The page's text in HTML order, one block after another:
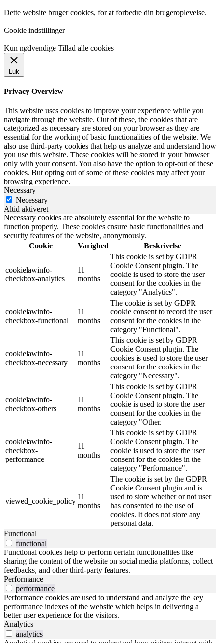
Dette website bruger cookies, for at forbedre din brugeroplevelse.
Cookie indstillinger
Kun nødvendige Tillad alle cookies
Luk
Privacy Overview
This website uses cookies to improve your experience while you
navigate through the website. Out of these, the cookies that are
categorized as necessary are stored on your browser as they are
essential for the working of basic functionalities of the website. We
also use third-party cookies that help us analyze and understand how
you use this website. These cookies will be stored in your browser
only with your consent. You also have the option to opt-out of these
cookies. But opting out of some of these cookies may affect your
browsing experience.
Necessary
Necessary
Altid aktiveret
Necessary cookies are absolutely essential for the website to
function properly. These cookies ensure basic functionalities and
security features of the website, anonymously.
Cookie
Varighed Beskrivelse
cookielawinfo-
checkbox-analytics
11
months
This cookie is set by GDPR
Cookie Consent plugin. The
cookie is used to store the user
consent for the cookies in the
category "Analytics".
cookielawinfo-
checkbox-functional
11
months
The cookie is set by GDPR
cookie consent to record the user
consent for the cookies in the
category "Functional".
cookielawinfo-
checkbox-necessary
11
months
This cookie is set by GDPR
Cookie Consent plugin. The
cookies is used to store the user
consent for the cookies in the
category "Necessary".
cookielawinfo-
checkbox-others
11
months
This cookie is set by GDPR
Cookie Consent plugin. The
cookie is used to store the user
consent for the cookies in the
category "Other.
cookielawinfo-
checkbox-
performance
11
months
This cookie is set by GDPR
Cookie Consent plugin. The
cookie is used to store the user
consent for the cookies in the
category "Performance".
viewed_cookie_policy
11
months
The cookie is set by the GDPR
Cookie Consent plugin and is
used to store whether or not user
has consented to the use of
cookies. It does not store any
personal data.
Functional
functional
Functional cookies help to perform certain functionalities like
sharing the content of the website on social media platforms, collect
feedbacks, and other third-party features.
Performance
performance
Performance cookies are used to understand and analyze the key
performance indexes of the website which helps in delivering a
better user experience for the visitors.
Analytics
analytics